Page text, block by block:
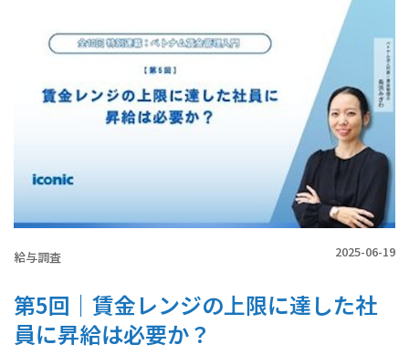
給与調査 2025-06-19
第5回｜賃金レンジの上限に達した社
員に昇給は必要か？